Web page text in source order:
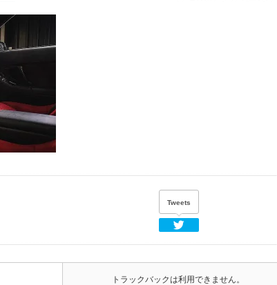
Tweets
トラックバックは利用できません。